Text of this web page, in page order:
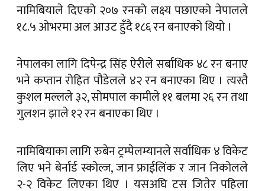
नामिबियाले दिएको २०७ रनको लक्ष्य पछाएको नेपालले
१८.५ ओभरमा अल आउट हुँदै १८६ रन बनाएको थियो ।
नेपालका लागि दिपेन्द्र सिंह ऐरीले सर्बाधिक ४८ रन बनाए
भने कप्तान रोहित पौडेलले ४२ रन बनाएका थिए । त्यस्तै
कुशल मल्लले ३२, सोमपाल कामीले ११ बलमा २६ रन तथा
गुलशन झाले १२ रन बनाएका थिए ।
नामिबियाका लागि रुबेन ट्रम्पेलम्यानले सर्वाधिक ४ विकेट
लिए भने बेर्नार्ड स्कोल्ज, जान फ्राईलिंक र जान निकोलले
२-२ विकेट लिएका थिए । यसअघि टस जितेर पहिला